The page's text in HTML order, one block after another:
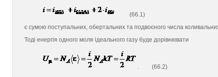
(66.1)
є сумою поступальних, обертальних та подвоєного числа
Тоді енергія одного моля ідеального газу буде дорівнювати
. (66.2)